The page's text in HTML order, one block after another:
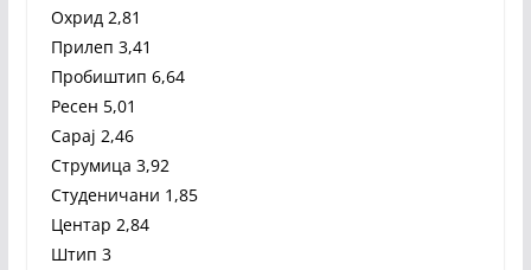
Охрид 2,81
Прилеп 3,41
Пробиштип 6,64
Ресен 5,01
Сарај 2,46
Струмица 3,92
Студеничани 1,85
Центар 2,84
Штип 3